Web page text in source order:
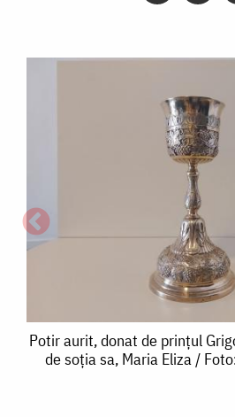
Potir
aurit,
Potir aurit, donat de prințul
de soția sa, Maria Eliza /